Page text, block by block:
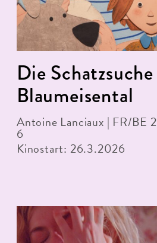
Die
Blaumeisental
Antoine Lanciaux | FR/BE
6
Kinostart: 26.3.2026